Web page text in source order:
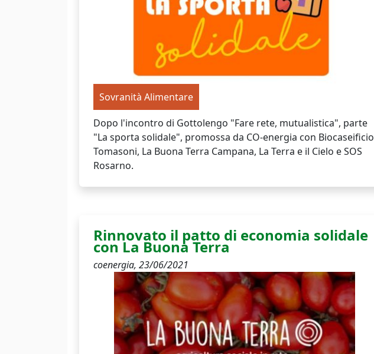
Sovranità Alimentare
Dopo l'incontro di Gottolengo "Fare rete, mutualistica", parte
"La sporta solidale", promossa da CO-energia con Biocaseificio
Tomasoni, La Buona Terra Campana, La Terra e il Cielo e SOS
Rosarno.
Rinnovato il patto di economia solidale
con La Buona Terra
coenergia, 23/06/2021